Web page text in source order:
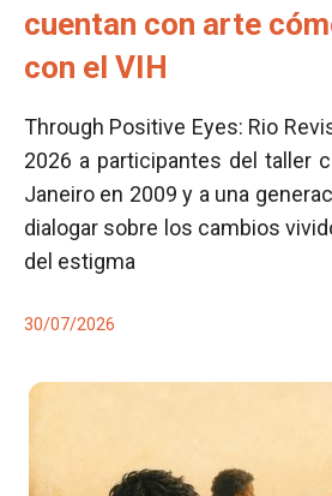
cuentan con arte
con el VIH
Through Positive Eyes: Rio
2026 a participantes del taller
Janeiro en 2009 y a una
dialogar sobre los cambios
del estigma
30/07/2026